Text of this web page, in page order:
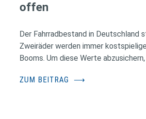
offen
Der Fahrradbestand in Deutschland
Zweiräder werden immer
Booms. Um diese Werte
ZUM BEITRAG ⟶